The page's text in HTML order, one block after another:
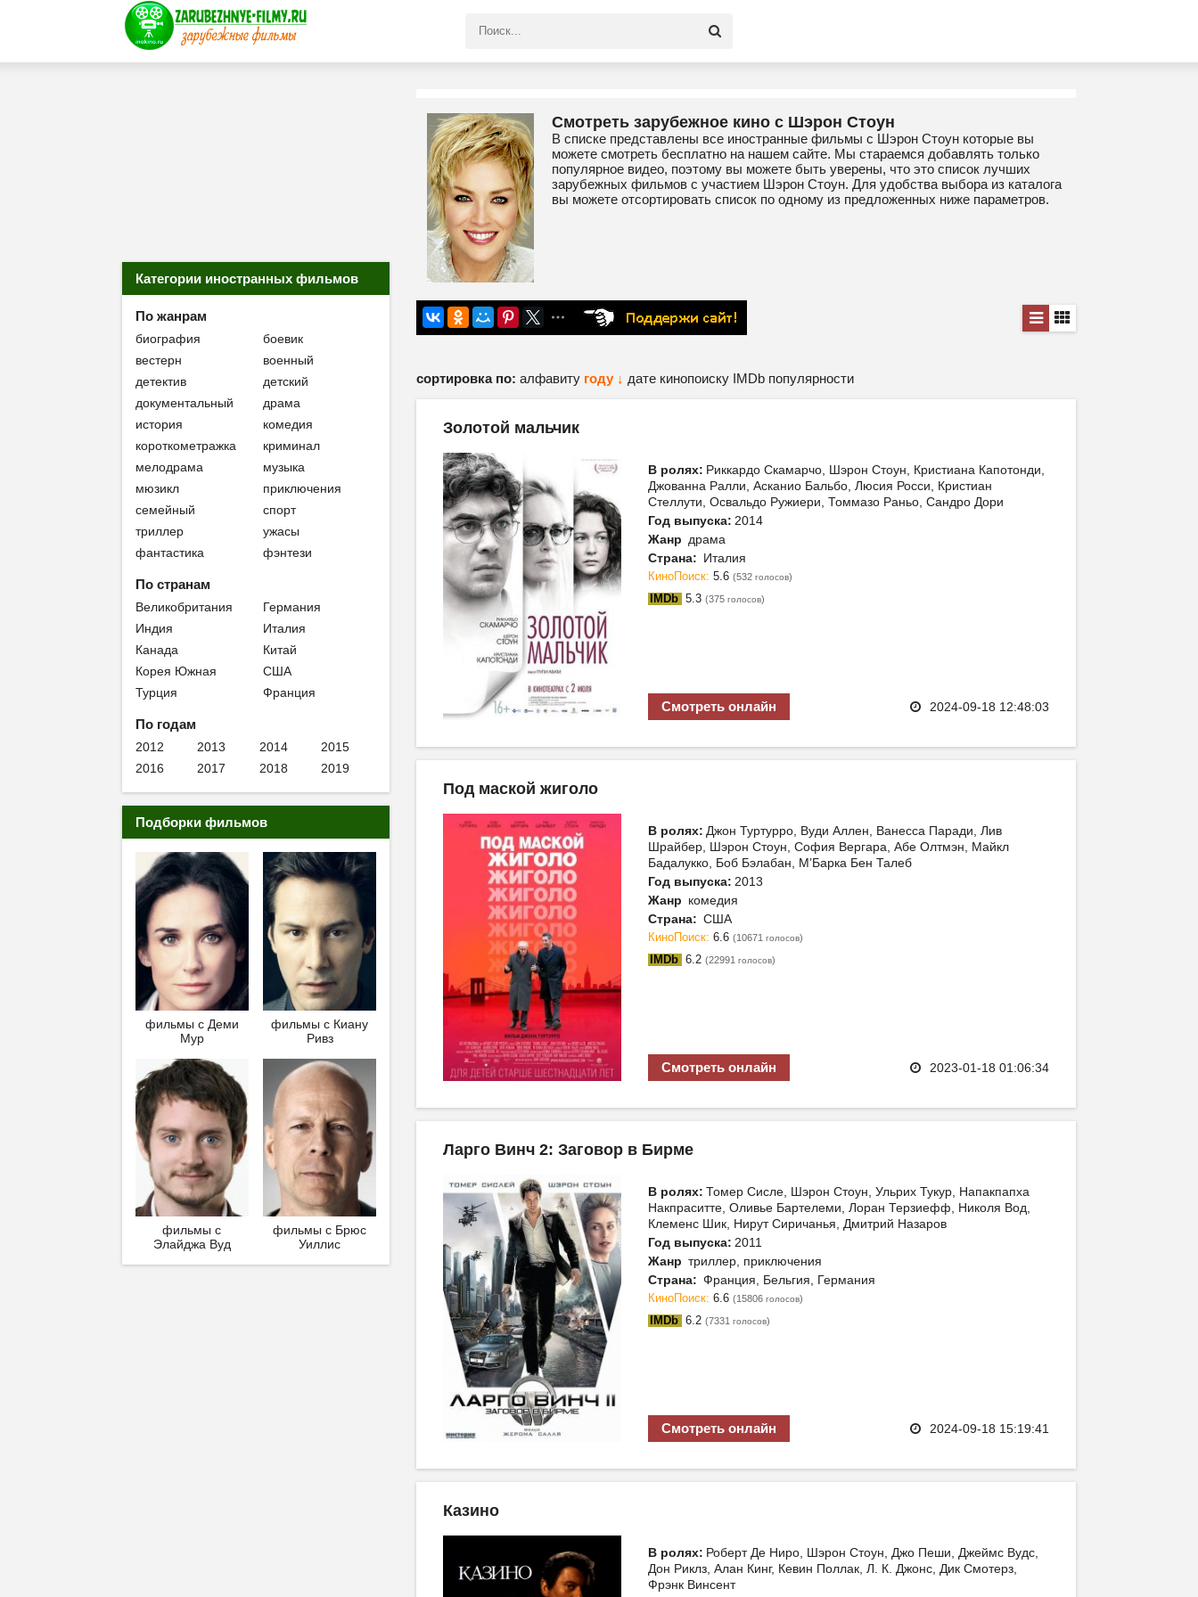
Смотреть зарубежное кино с Шэрон Стоун
В списке представлены все иностранные фильмы с Шэрон Стоун которые вы
можете смотреть бесплатно на нашем сайте. Мы стараемся добавлять только
популярное видео, поэтому вы можете быть уверены, что это список лучших
зарубежных фильмов с участием Шэрон Стоун. Для удобства выбора из каталога
вы можете отсортировать список по одному из предложенных ниже параметров.
сортировка по: алфавиту году ↓ дате кинопоиску IMDb популярности
Золотой мальчик
В ролях: Риккардо Скамарчо, Шэрон Стоун, Кристиана Капотонди,
Джованна Ралли, Асканио Бальбо, Люсия Росси, Кристиан
Стеллути, Освальдо Ружиери, Томмазо Раньо, Сандро Дори
Год выпуска: 2014
Жанр драма
Страна: Италия
КиноПоиск: 5.6 (532 голосов)
IMDb 5.3 (375 голосов)
Смотреть онлайн 2024-09-18 12:48:03
Под маской жиголо
В ролях: Джон Туртурро, Вуди Аллен, Ванесса Паради, Лив
Шрайбер, Шэрон Стоун, София Вергара, Абе Олтмэн, Майкл
Бадалукко, Боб Бэлабан, М’Барка Бен Талеб
Год выпуска: 2013
Жанр комедия
Страна: США
КиноПоиск: 6.6 (10671 голосов)
IMDb 6.2 (22991 голосов)
Смотреть онлайн 2023-01-18 01:06:34
Ларго Винч 2: Заговор в Бирме
В ролях: Томер Сисле, Шэрон Стоун, Ульрих Тукур, Напакпапха
Накпраситте, Оливье Бартелеми, Лоран Терзиефф, Николя Вод,
Клеменс Шик, Нирут Сиричанья, Дмитрий Назаров
Год выпуска: 2011
Жанр триллер, приключения
Страна: Франция, Бельгия, Германия
КиноПоиск: 6.6 (15806 голосов)
IMDb 6.2 (7331 голосов)
Смотреть онлайн 2024-09-18 15:19:41
Казино
В ролях: Роберт Де Ниро, Шэрон Стоун, Джо Пеши, Джеймс Вудс,
Дон Риклз, Алан Кинг, Кевин Поллак, Л. К. Джонс, Дик Смотерз,
Фрэнк Винсент
Категории иностранных фильмов
По жанрам
биография
боевик
вестерн
военный
детектив
детский
документальный
драма
история
комедия
короткометражка
криминал
мелодрама
музыка
мюзикл
приключения
семейный
спорт
триллер
ужасы
фантастика
фэнтези
По странам
Великобритания
Германия
Индия
Италия
Канада
Китай
Корея Южная
США
Турция
Франция
По годам
2012 2013 2014
2015
2016
2017 2018 2019
Подборки фильмов
фильмы с Деми
Мур
фильмы с Киану
Ривз
фильмы с
Элайджа Вуд
фильмы с Брюс
Уиллис